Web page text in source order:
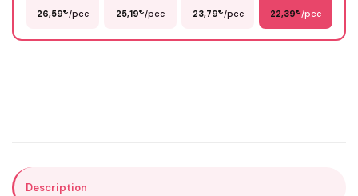
26,59€/pce 25,19€/pce 23,79€/pce 22,39€/pce
Description